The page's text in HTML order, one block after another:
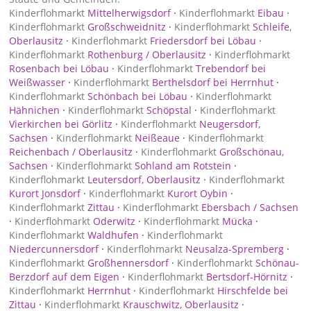
Kinderflohmarkt Mittelherwigsdorf· Kinderflohmarkt Eibau ·
Kinderflohmarkt Großschweidnitz · Kinderflohmarkt Schleife,
Oberlausitz · Kinderflohmarkt Friedersdorf bei Löbau ·
Kinderflohmarkt Rothenburg / Oberlausitz · Kinderflohmarkt
Rosenbach bei Löbau · Kinderflohmarkt Trebendorf bei
Weißwasser · Kinderflohmarkt Berthelsdorf bei Herrnhut ·
Kinderflohmarkt Schönbach bei Löbau · Kinderflohmarkt
Hähnichen · Kinderflohmarkt Schöpstal · Kinderflohmarkt
Vierkirchen bei Görlitz · Kinderflohmarkt Neugersdorf,
Sachsen · Kinderflohmarkt Neißeaue · Kinderflohmarkt
Reichenbach / Oberlausitz · Kinderflohmarkt Großschönau,
Sachsen · Kinderflohmarkt Sohland am Rotstein ·
Kinderflohmarkt Leutersdorf, Oberlausitz · Kinderflohmarkt
Kurort Jonsdorf· Kinderflohmarkt Kurort Oybin ·
Kinderflohmarkt Zittau · Kinderflohmarkt Ebersbach / Sachsen
· Kinderflohmarkt Oderwitz · Kinderflohmarkt Mücka ·
Kinderflohmarkt Waldhufen · Kinderflohmarkt
Niedercunnersdorf· Kinderflohmarkt Neusalza-Spremberg ·
Kinderflohmarkt Großhennersdorf· Kinderflohmarkt Schönau-
Berzdorf auf dem Eigen · Kinderflohmarkt Bertsdorf-Hörnitz ·
Kinderflohmarkt Herrnhut · Kinderflohmarkt Hirschfelde bei
Zittau · Kinderflohmarkt Krauschwitz, Oberlausitz ·